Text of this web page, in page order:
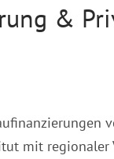
&
mit regionaler